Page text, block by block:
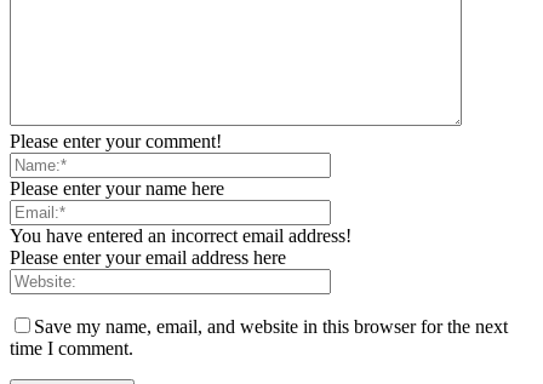
Please enter your comment!
Please enter your name here
You have entered an incorrect email address!
Please enter your email address here
Save my name, email, and website in this browser for the next
time I comment.